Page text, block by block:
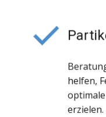
helfen,
erzielen.